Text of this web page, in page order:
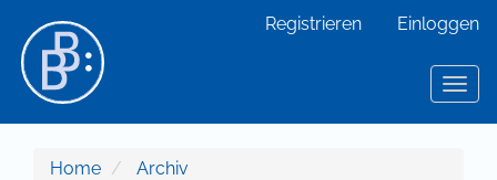
Hauptinhalt
Sidebar
Registrieren Einloggen
Home
Archiv